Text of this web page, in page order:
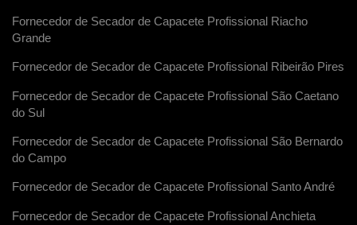
Fornecedor de Secador de Capacete Profissional Riacho
Grande
Fornecedor de Secador de Capacete Profissional Ribeirão Pires
Fornecedor de Secador de Capacete Profissional São Caetano
do Sul
Fornecedor de Secador de Capacete Profissional São Bernardo
do Campo
Fornecedor de Secador de Capacete Profissional Santo André
Fornecedor de Secador de Capacete Profissional Anchieta